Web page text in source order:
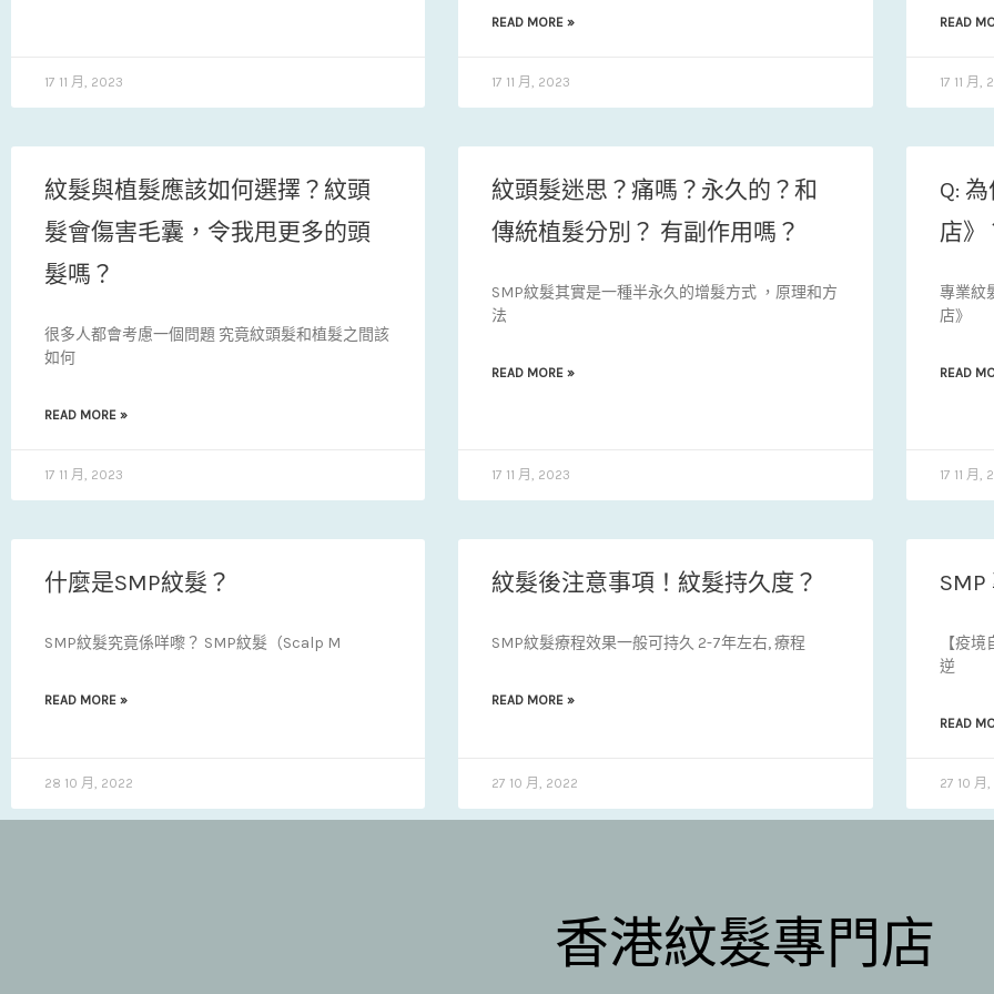
17 11 月, 2023
READ MORE »
17 11 月, 2023
READ
17 11 月,
紋髮與植髮應該如何選擇？紋頭
髮會傷害毛囊，令我甩更多的頭
髮嗎？
很多人都會考慮一個問題 究竟紋頭髮和植髮之間該
如何
READ MORE »
17 11 月, 2023
紋頭髮迷思？痛嗎？永久的？和
傳統植髮分別？ 有副作用嗎？
SMP紋髮其實是一種半永久的增髮方式 ，原理和方
法
READ MORE »
17 11 月, 2023
Q:
店》
專業紋
店》
READ
17 11 月,
什麼是SMP紋髮？
SMP紋髮究竟係咩嚟？ SMP紋髮（Scalp M
READ MORE »
28 10 月, 2022
紋髮後注意事項！紋髮持久度？
SMP紋髮療程效果一般可持久 2-7年左右, 療程
READ MORE »
27 10 月, 2022
【疫
逆
READ
27 10 月
香港紋髮專門店